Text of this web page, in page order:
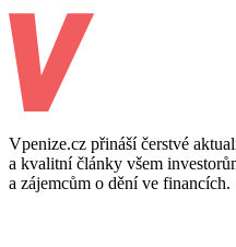
Vpenize.cz přináší čerstvé
a kvalitní články všem
a zájemcům o dění ve financích.